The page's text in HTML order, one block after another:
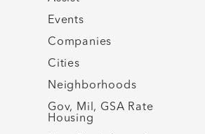
Events
Companies
Cities
Neighborhoods
Gov, Mil, GSA Rate
Housing